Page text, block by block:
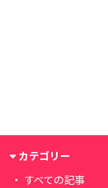
カテゴリー
すべての記事